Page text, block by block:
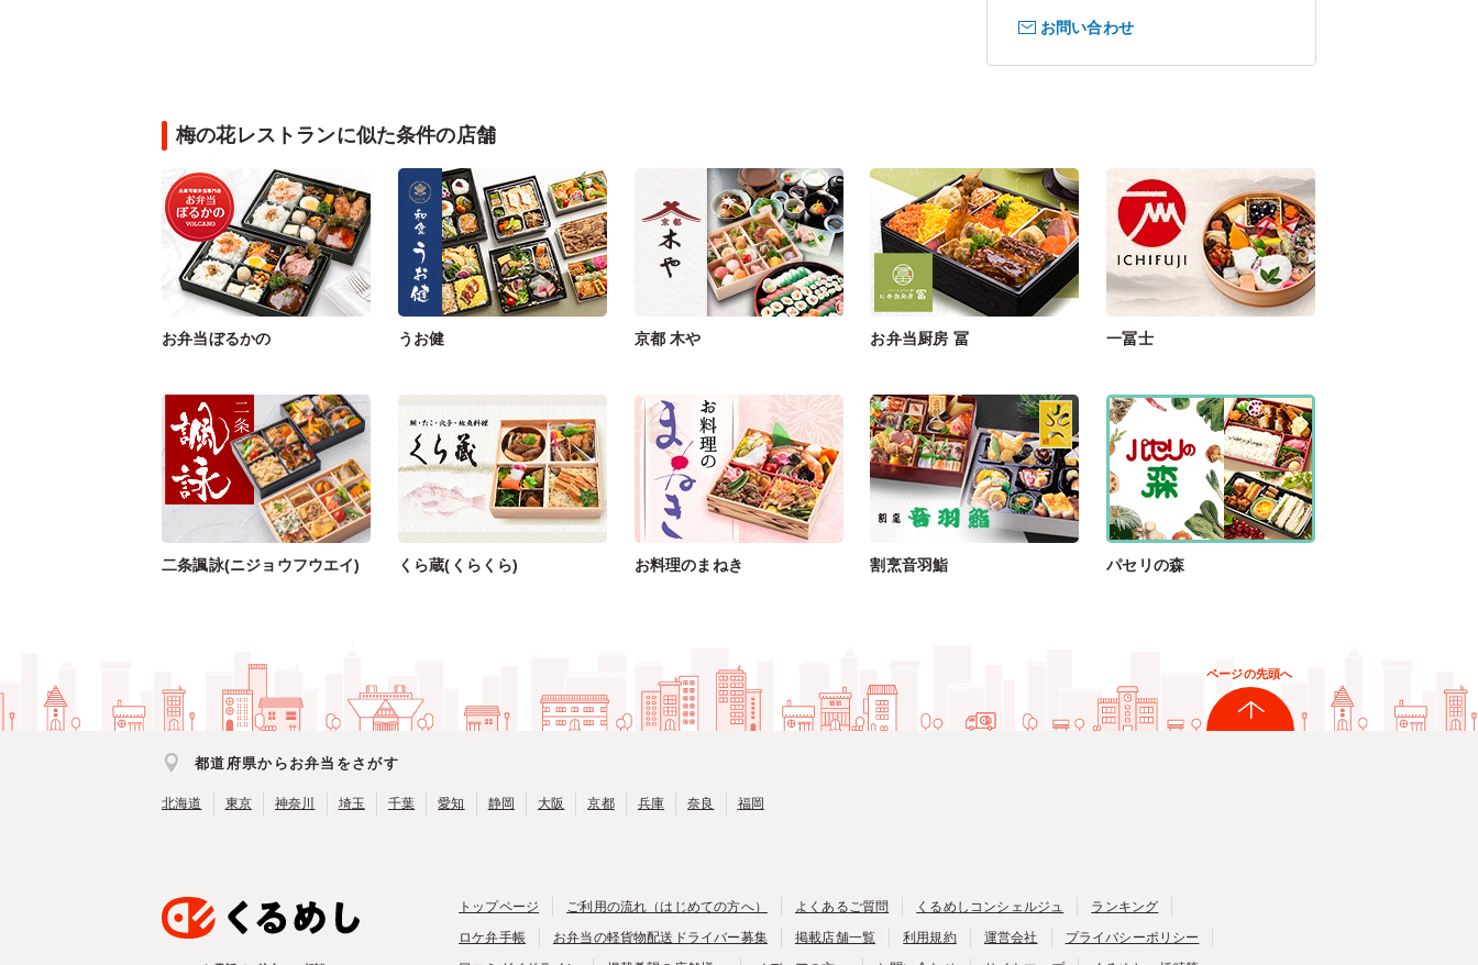
お問い合わせ
梅の花レストランに似た条件の店舗
お弁当ぼるかの うお健 京都 木や お弁当厨房 冨 一冨士
二条諷詠(ニジョウフウエイ) くら蔵(くらくら) お料理のまねき 割烹音羽鮨 パセリの森
ページの先頭へ
都道府県からお弁当をさがす
北海道 東京 神奈川 埼玉 千葉 愛知 静岡 大阪 京都 兵庫 奈良 福岡
トップページ ご利用の流れ（はじめての方へ） よくあるご質問 くるめしコンシェルジュ
ランキング
ロケ弁手帳
お弁当の軽貨物配送ドライバー募集 掲載店舗一覧 利用規約 運営会社
プライバシーポリシー